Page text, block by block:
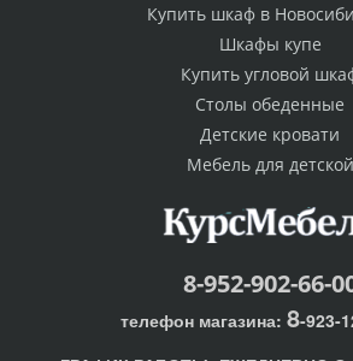
Купить шкаф в
Шкафы купе
Купить угловой
Столы обеденные
Детские кровати
Мебель для детской
8-952-902-66-
телефон магазина: 8-923-